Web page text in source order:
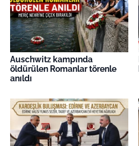
Auschwitz kampında
öldürülen Romanlar törenle
anıldı